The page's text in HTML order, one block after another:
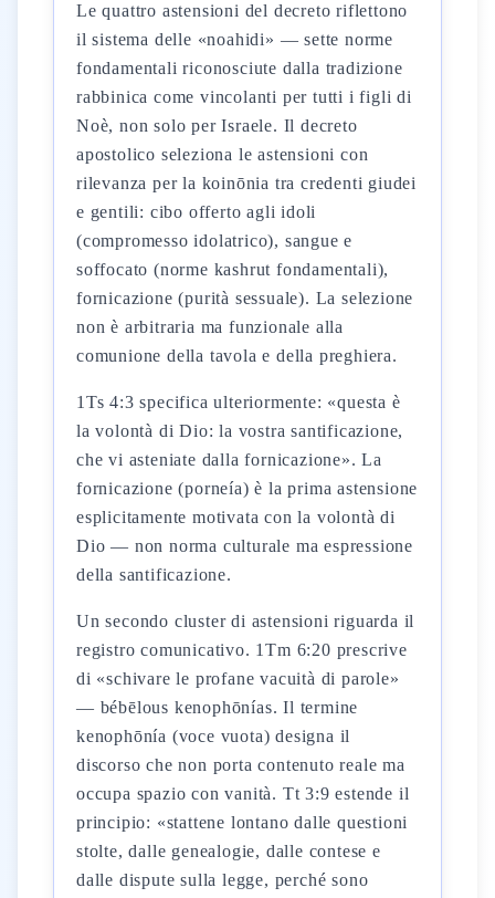
Le quattro astensioni del decreto riflettono
il sistema delle «noahidi» — sette norme
fondamentali riconosciute dalla tradizione
rabbinica come vincolanti per tutti i figli di
Noè, non solo per Israele. Il decreto
apostolico seleziona le astensioni con
rilevanza per la koinōnia tra credenti giudei
e gentili: cibo offerto agli idoli
(compromesso idolatrico), sangue e
soffocato (norme kashrut fondamentali),
fornicazione (purità sessuale). La selezione
non è arbitraria ma funzionale alla
comunione della tavola e della preghiera.
1Ts 4:3 specifica ulteriormente: «questa è
la volontà di Dio: la vostra santificazione,
che vi asteniate dalla fornicazione». La
fornicazione (porneía) è la prima astensione
esplicitamente motivata con la volontà di
Dio — non norma culturale ma espressione
della santificazione.
Un secondo cluster di astensioni riguarda il
registro comunicativo. 1Tm 6:20 prescrive
di «schivare le profane vacuità di parole»
— bébēlous kenophōnías. Il termine
kenophōnía (voce vuota) designa il
discorso che non porta contenuto reale ma
occupa spazio con vanità. Tt 3:9 estende il
principio: «stattene lontano dalle questioni
stolte, dalle genealogie, dalle contese e
dalle dispute sulla legge, perché sono